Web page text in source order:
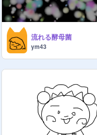
流れる酵母菌
ym43